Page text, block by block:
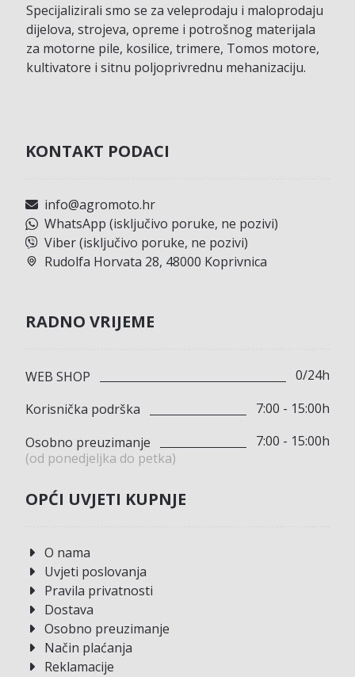
Specijalizirali smo se za veleprodaju i maloprodaju
dijelova, strojeva, opreme i potrošnog materijala
za motorne pile, kosilice, trimere, Tomos motore,
kultivatore i sitnu poljoprivrednu mehanizaciju.
KONTAKT PODACI
info@agromoto.hr
WhatsApp (isključivo poruke, ne pozivi)
Viber (isključivo poruke, ne pozivi)
Rudolfa Horvata 28, 48000 Koprivnica
RADNO VRIJEME
WEB SHOP
0/24h
Korisnička podrška
7:00 - 15:00h
Osobno preuzimanje
(od ponedjeljka do petka)
7:00 - 15:00h
OPĆI UVJETI KUPNJE
O nama
Uvjeti poslovanja
Pravila privatnosti
Dostava
Osobno preuzimanje
Način plaćanja
Reklamacije